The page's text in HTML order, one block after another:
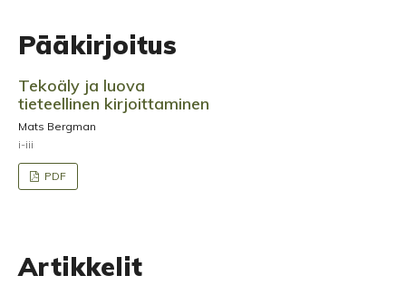
Pääkirjoitus
Tekoäly ja luova
tieteellinen kirjoittaminen
Mats Bergman
i-iii
PDF
Artikkelit